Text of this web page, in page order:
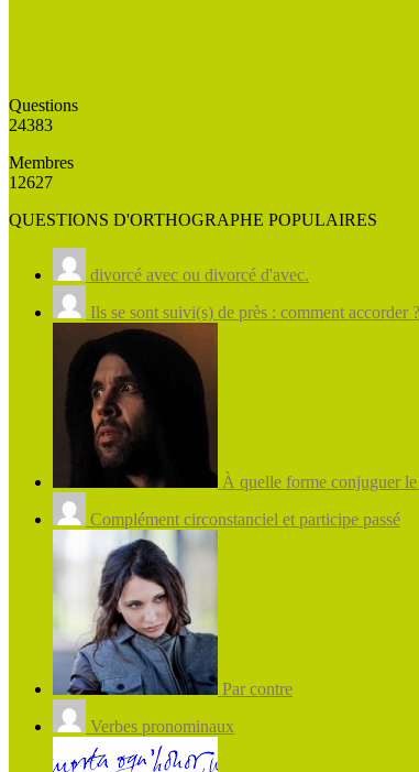
Questions
24383
Membres
12627
QUESTIONS D'ORTHOGRAPHE POPULAIRES
divorcé avec ou divorcé d'avec.
Ils se sont suivi(s) de près : comment accorder ?
À quelle forme conjuguer
Complément circonstanciel et participe passé
Par contre
Verbes pronominaux